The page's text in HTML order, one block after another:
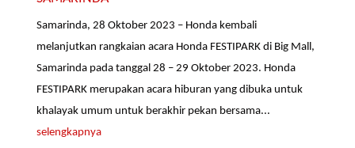
Samarinda, 28 Oktober 2023 – Honda kembali
melanjutkan rangkaian acara Honda FESTIPARK di Big Mall,
Samarinda pada tanggal 28 – 29 Oktober 2023. Honda
FESTIPARK merupakan acara hiburan yang dibuka untuk
khalayak umum untuk berakhir pekan bersama...
selengkapnya